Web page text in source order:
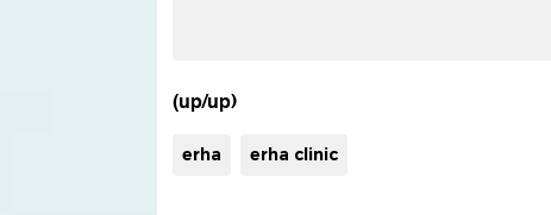
(up/up)
erha erha clinic